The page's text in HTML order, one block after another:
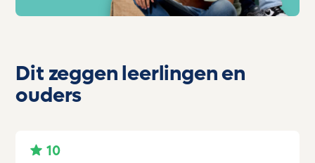
Dit zeggen leerlingen en
ouders
10